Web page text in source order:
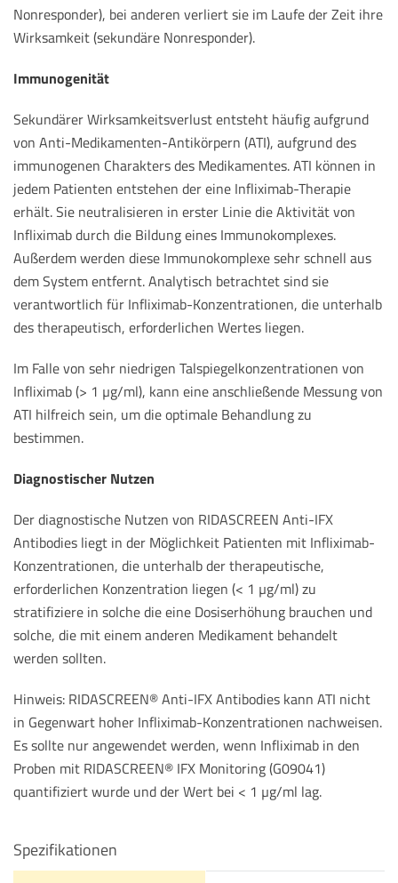
Nonresponder), bei anderen verliert sie im Laufe der Zeit ihre
Wirksamkeit (sekundäre Nonresponder).
Immunogenität
Sekundärer Wirksamkeitsverlust entsteht häufig aufgrund
von Anti-Medikamenten-Antikörpern (ATI), aufgrund des
immunogenen Charakters des Medikamentes. ATI können in
jedem Patienten entstehen der eine Infliximab-Therapie
erhält. Sie neutralisieren in erster Linie die Aktivität von
Infliximab durch die Bildung eines Immunokomplexes.
Außerdem werden diese Immunokomplexe sehr schnell aus
dem System entfernt. Analytisch betrachtet sind sie
verantwortlich für Infliximab-Konzentrationen, die unterhalb
des therapeutisch, erforderlichen Wertes liegen.
Im Falle von sehr niedrigen Talspiegelkonzentrationen von
Infliximab (> 1 µg/ml), kann eine anschließende Messung von
ATI hilfreich sein, um die optimale Behandlung zu
bestimmen.
Diagnostischer Nutzen
Der diagnostische Nutzen von RIDASCREEN Anti-IFX
Antibodies liegt in der Möglichkeit Patienten mit Infliximab-
Konzentrationen, die unterhalb der therapeutische,
erforderlichen Konzentration liegen (< 1 µg/ml) zu
stratifiziere in solche die eine Dosiserhöhung brauchen und
solche, die mit einem anderen Medikament behandelt
werden sollten.
Hinweis: RIDASCREEN® Anti-IFX Antibodies kann ATI nicht
in Gegenwart hoher Infliximab-Konzentrationen nachweisen.
Es sollte nur angewendet werden, wenn Infliximab in den
Proben mit RIDASCREEN® IFX Monitoring (G09041)
quantifiziert wurde und der Wert bei < 1 µg/ml lag.
Spezifikationen